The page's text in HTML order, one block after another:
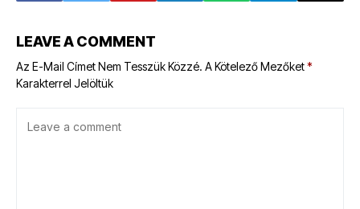
LEAVE A COMMENT
Az E-Mail Címet Nem Tesszük Közzé. A Kötelező Mezőket*
Karakterrel Jelöltük